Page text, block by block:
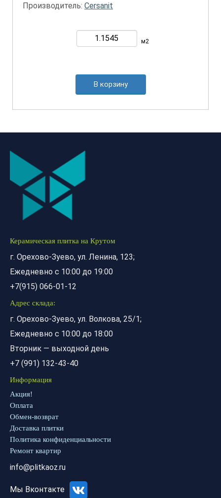
Производитель: Cersanit
м2
В корзину
Керамическая плитка на Крутом
г. Орехово-Зуево, ул. Ленина, 123;
Ежедневно с 10:00 до 19:00
+7(915) 066-01-12
Адрес склада:
г. Орехово-Зуево, ул. Волкова, 25/1;
Ежедневно с 10:00 до 18:00
Вторник — выходной день
+7 (991) 132-43-40
Информация
Акция!
Оплата
Обмен-возврат
Доставка плитки
Политика конфиденциальности
Ремонт квартир
info@plitkaoz.ru
Мы Вконтакте